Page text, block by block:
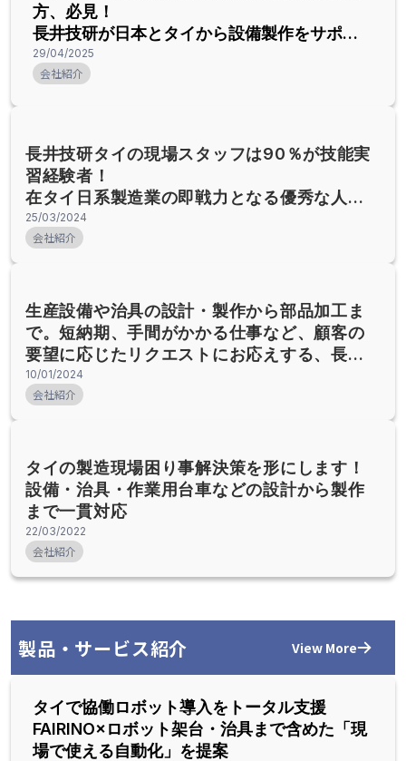
方、必見！
長井技研が日本とタイから設備製作をサポー
トします
29/04/2025
会社紹介
長井技研タイの現場スタッフは90％が技能実
習経験者！
在タイ日系製造業の即戦力となる優秀な人材
採用の秘密とは？
25/03/2024
会社紹介
生産設備や治具の設計・製作から部品加工ま
で。短納期、手間がかかる仕事など、顧客の
要望に応じたリクエストにお応えする、長井
技研（タイランド）
10/01/2024
会社紹介
タイの製造現場困り事解決策を形にします！
設備・治具・作業用台車などの設計から製作
まで一貫対応
22/03/2022
会社紹介
製品・サービス紹介 View More
タイで協働ロボット導入をトータル支援
FAIRINO×ロボット架台・治具まで含めた「現
場で使える自動化」を提案